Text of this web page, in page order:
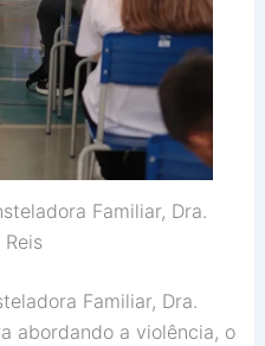
Familiar, Dra.
Familiar, Dra.
abordando a violência, o